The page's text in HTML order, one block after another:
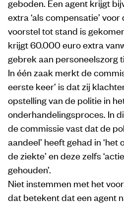
geboden. Een agent krijgt
extra ‘als compensatie’
voorstel tot stand is
krijgt 60.000 euro extra
gebrek aan personeelszorg
In één zaak merkt de
eerste keer’ is dat zij
opstelling van de politie in
onderhandelingsproces. In
de commissie vast dat de
aandeel’ heeft gehad in
de ziekte’ en deze zelfs
gehouden’.
Niet instemmen met het
dat betekent dat een agent